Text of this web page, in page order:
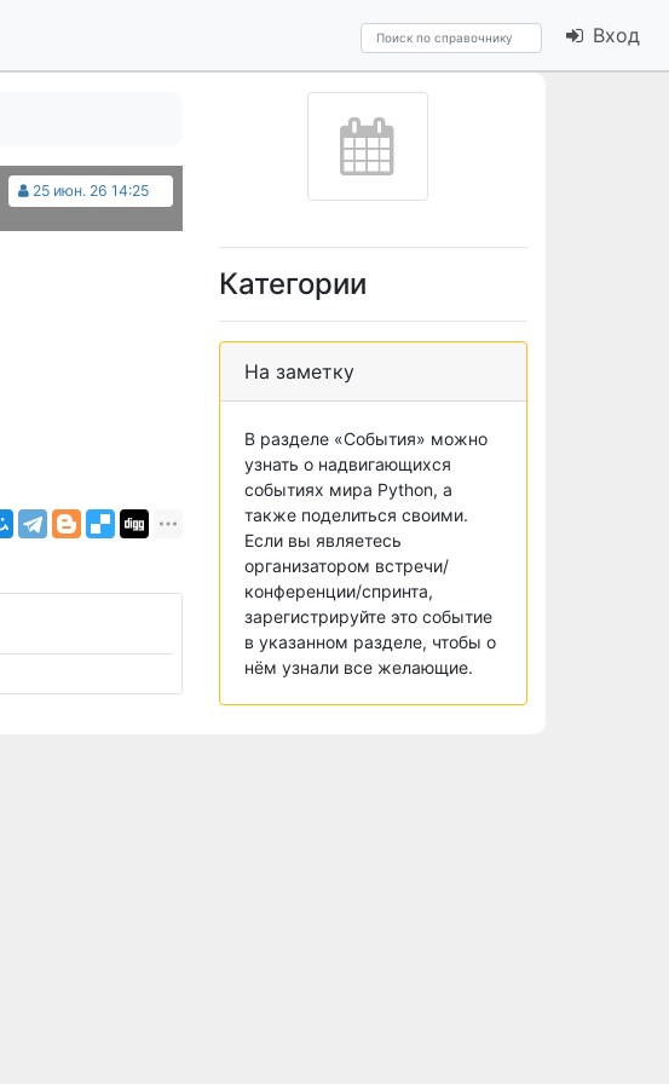
Вход
25 июн. 26 14:25
Категории
На заметку
В разделе «События» можно
узнать о надвигающихся
событиях мира Python, а
также поделиться своими.
Если вы являетесь
организатором встречи/
конференции/спринта,
зарегистрируйте это событие
в указанном разделе, чтобы о
нём узнали все желающие.